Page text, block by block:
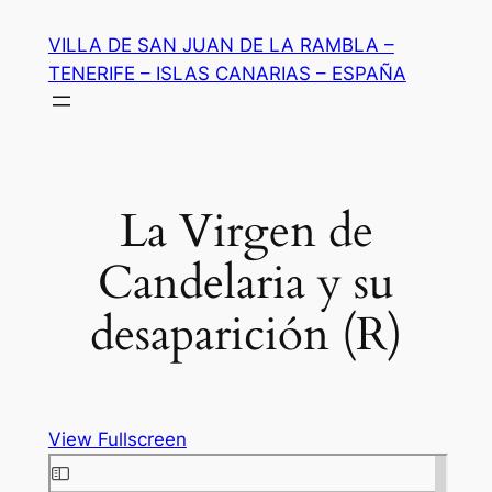
contenido
VILLA DE SAN JUAN DE LA RAMBLA –
TENERIFE – ISLAS CANARIAS – ESPAÑA
La Virgen de
Candelaria y su
desaparición (R)
View Fullscreen
Saltar